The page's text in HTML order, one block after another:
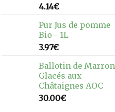
4.14€
Pur Jus de pomme
Bio - 1L
3.97€
Ballotin de
Glacés aux
Châtaignes AOC
30.00€